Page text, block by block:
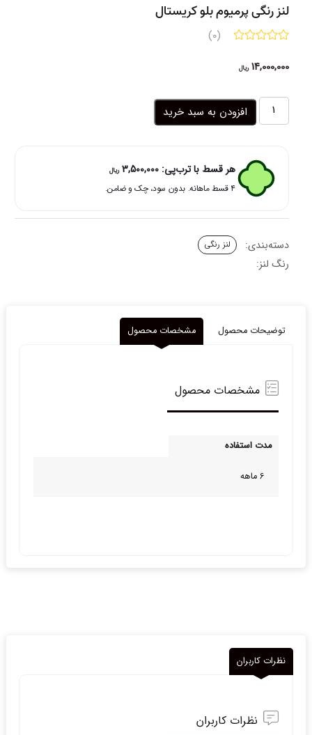
لنز رنگی پرمیوم بلو کریستال
(0)
14,000,000 ریال
لنز
رنگی
کریستال
عدد
افزودن به سبد خرید
هر قسط با ترب‌پی: 3,500,000 ریال
۴ قسط ماهانه. بدون سود، چک و ضامن.
دسته‌بندی: لنز رنگی
رنگ لنز:
توضیحات محصول مشخصات محصول
مشخصات محصول
مدت استفاده
6 ماهه
نظرات کاربران
نظرات کاربران